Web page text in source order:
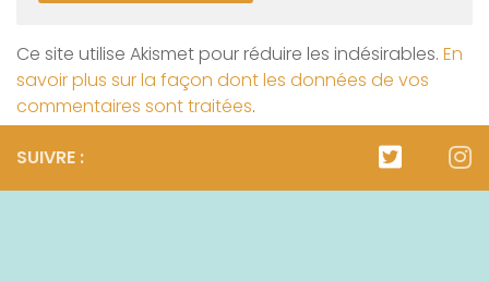
Ce site utilise Akismet pour réduire les indésirables. En
savoir plus sur la façon dont les données de vos
commentaires sont traitées.
SUIVRE :